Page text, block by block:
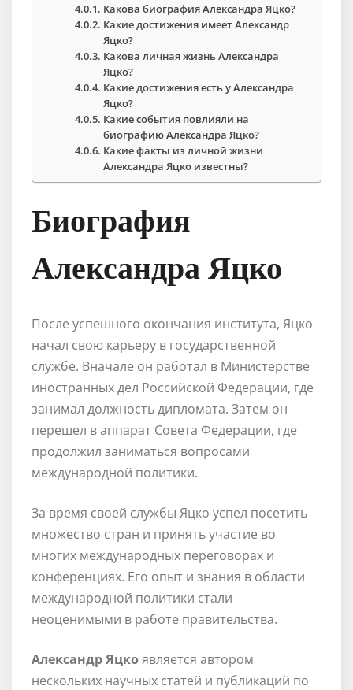
Какова биография Александра Яцко?
Какие достижения имеет Александр
Яцко?
Какова личная жизнь Александра
Яцко?
Какие достижения есть у Александра
Яцко?
Какие события повлияли на
биографию Александра Яцко?
Какие факты из личной жизни
Александра Яцко известны?
Биография
Александра Яцко
После успешного окончания института, Яцко
начал свою карьеру в государственной
службе. Вначале он работал в Министерстве
иностранных дел Российской Федерации, где
занимал должность дипломата. Затем он
перешел в аппарат Совета Федерации, где
продолжил заниматься вопросами
международной политики.
За время своей службы Яцко успел посетить
множество стран и принять участие во
многих международных переговорах и
конференциях. Его опыт и знания в области
международной политики стали
неоценимыми в работе правительства.
Александр Яцко является автором
нескольких научных статей и публикаций по